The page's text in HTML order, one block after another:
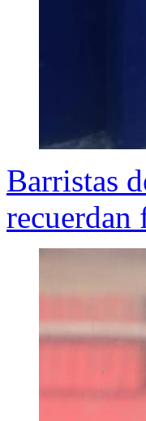
Barristas
recuerdan